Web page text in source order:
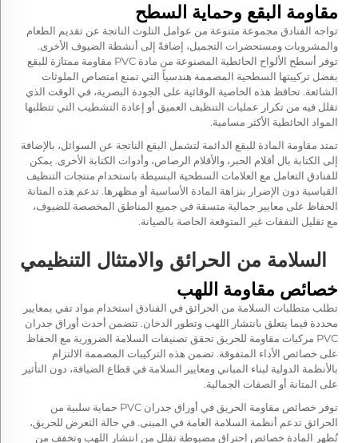
مقاومة البقع وحماية السطح
تواجه الفنادق مجموعة متنوعة من عوامل التلوث الناتجة عن تقديم الطعام
والمشروبات ومستحضرات التجميل، إضافةً إلى أنشطة الضيوف الأخرى.
توفر أسطح الألواح الحائطية المصنوعة من مادة PVC مقاومة ممتازة للبقع
بفضل تركيبتها السطحية المصممة هندسياً التي تمنع امتصاص الملوثات
الشائعة. تحافظ هذه الخاصية الوقائية على الجودة البصرية، في الوقت الذي
تقلل فيه من تكرار عمليات التنظيف العميق أو إعادة التشطيب التي تتطلبها
المواد الحائطية الأكثر مسامية.
تمتد مقاومة المادة للبقع الدائمة لتشمل البقع الناتجة عن السوائل، بالإضافة
إلى الكتابة بال أقلام الحبر، والأقلام الرصاص، وأدوات الكتابة الأخرى. يمكن
للفنادق التعامل مع العلامات السطحية البسيطة باستخدام منتجات التنظيف
القياسية دون الإضرار بنزاهة المادة الأساسية أو مظهرها. تدعم هذه المتانة
الحفاظ على معايير جمالية متسقة في جميع المناطق المخصصة للضيوف،
مع تقليل النفقات غير المتوقعة الخاصة بالصيانة.
السلامة من الحرائق والامتثال التنظيمي
خصائص مقاومة اللهب
تطلب متطلبات السلامة من الحرائق في الفنادق استخدام مواد تفي بمعايير
محددة فيما يتعلق بانتشار اللهب وتطور الدخان. تتضمن أحدث أوراق جدران
PVC مركبات مقاومة للحريق تحقق تصنيفات السلامة الضرورية مع الحفاظ
على خصائص الأداء المتفوقة. تضمن هذه التركيبات المصممة الالتزام
بالأنظمة الدولية لبناء المباني ومعايير السلامة في قطاع الضيافة، دون التأثير
على المتانة أو الصفات الجمالية.
توفر خصائص مقاومة الحريق في أوراق جدران PVC حماية سلبية من
الحرائق تدعم أنظمة السلامة العامة في المبنى. في حالة التعرض للحريق،
تُظهر المادة خصائص احتراق مضبوطة تقلل من انتشار اللهب وتخفف من